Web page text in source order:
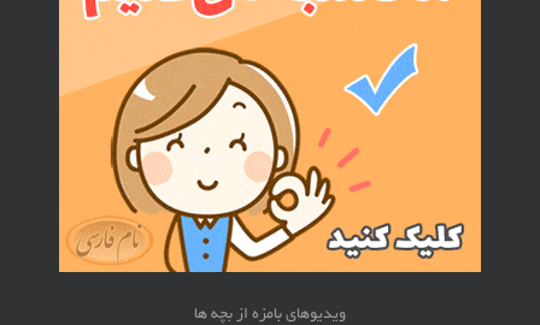
ویدیوهای بامزه از بچه ها